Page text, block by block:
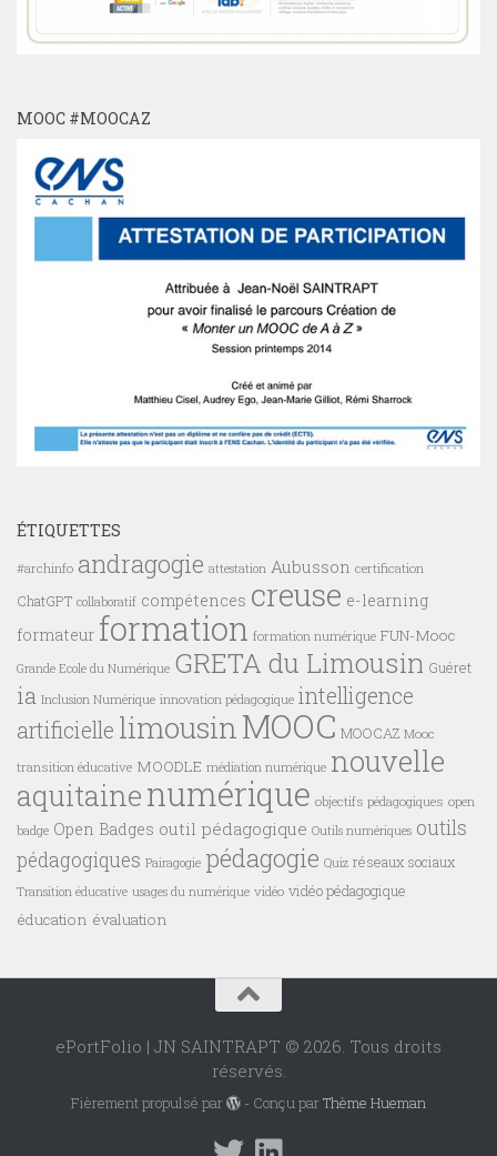
MOOC #MOOCAZ
ÉTIQUETTES
#archinfo andragogie attestation Aubusson certification
ChatGPT collaboratif compétences creuse e-learning
formateur formation formation numérique FUN-Mooc
Grande Ecole du Numérique GRETA du Limousin Guéret
ia Inclusion Numérique innovation pédagogique intelligence
artificielle limousinMOOC MOOCAZ Mooc
transition éducative MOODLE médiation numérique nouvelle
aquitainenumérique objectifs pédagogiques open
badge Open Badges outil pédagogique Outils numériques outils
pédagogiques Pairagogie pédagogie Quiz réseaux sociaux
Transition éducative usages du numérique vidéo vidéo pédagogique
éducation évaluation
ePortFolio | JN SAINTRAPT © 2026. Tous droits
réservés.
Fièrement propulsé par - Conçu parThème Hueman